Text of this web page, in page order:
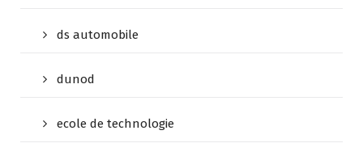
ds automobile
dunod
ecole de technologie